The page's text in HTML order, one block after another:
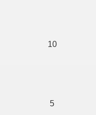
10
5